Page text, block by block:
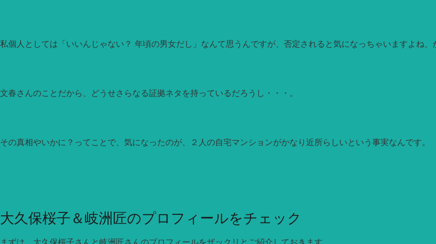
私個人としては「いいんじゃない？ 年頃の男女だし」なんて思うんですが、否定されると気になっちゃいますよね、
文春さんのことだから、どうせさらなる証拠ネタを持っているだろうし・・・。
その真相やいかに？ってことで、気になったのが、２人の自宅マンションがかなり近所らしいという事実なんです。
大久保桜子＆岐洲匠のプロフィールをチェック
まずは、大久保桜子さんと岐洲匠さんのプロフィールをザックリとご紹介しておきます。